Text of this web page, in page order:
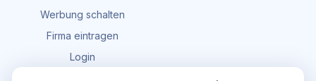
Werbung schalten
Firma eintragen
Login